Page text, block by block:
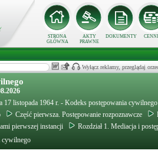
STRONA
GŁÓWNA
AKTY
PRAWNE
DOKUMENTY
Wyłącz reklamy, przeglądaj
listopada 1964 r. - Kodeks postępowania cywilnego
Część pierwsza. Postępowanie rozpoznawcze
pierwszej instancji
Rozdział 1. Mediacja i
cywilnego